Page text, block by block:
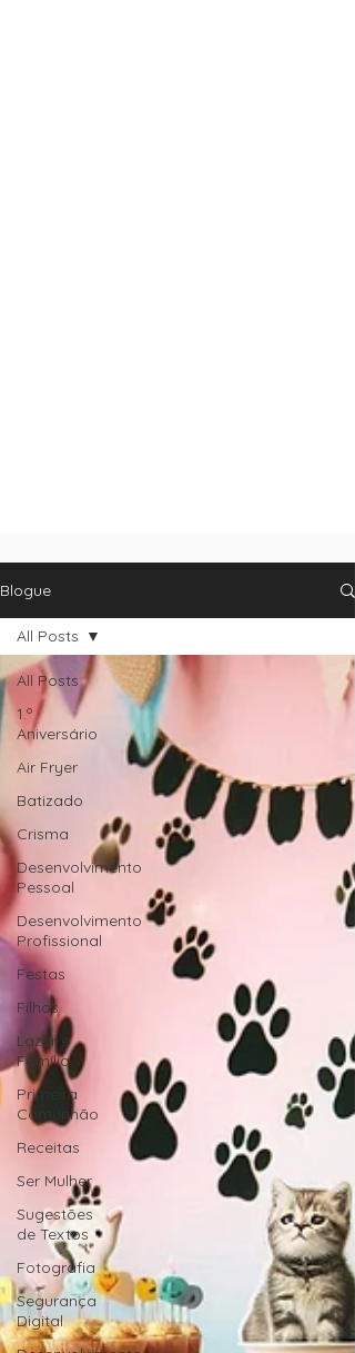
Blogue
All Posts
1.º
Aniversário
Air Fryer
Batizado
Crisma
Desenvolvimento
Pessoal
Desenvolvimento
Profissional
Festas
Filhos
Lazer e
Família
Primeira
Comunhão
Receitas
Ser Mulher
Sugestões
de Textos
Fotografia
Segurança
Digital
All Posts